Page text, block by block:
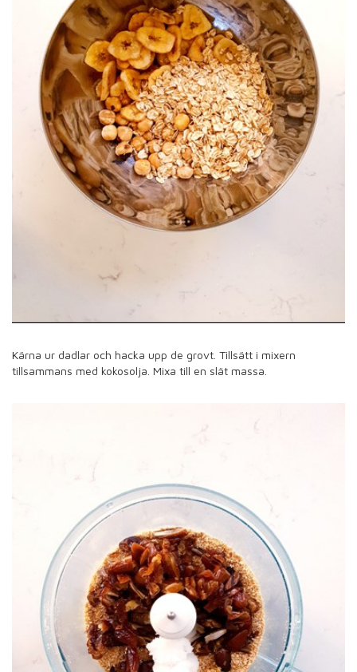
Kärna ur dadlar och hacka upp de grovt. Tillsätt i mixern
tillsammans med kokosolja. Mixa till en slät massa.